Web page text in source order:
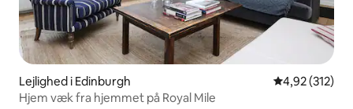
Lejlighed i Edinburgh 4,92 ud af 5 i
4,92 (312)
Hjem væk fra hjemmet på Royal Mile